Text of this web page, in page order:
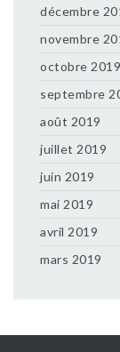
décembre
novembre
octobre 2019
septembre
août 2019
juillet 2019
juin 2019
mai 2019
avril 2019
mars 2019